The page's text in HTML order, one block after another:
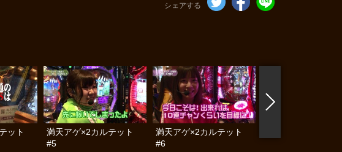
シェアする
ット
満天アゲ×2カルテット
#5
満天アゲ×2カルテット
#6